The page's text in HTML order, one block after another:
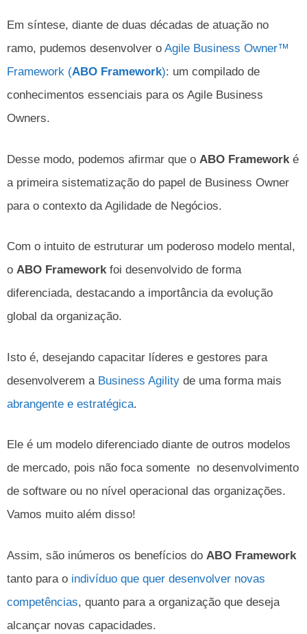
Em síntese, diante de duas décadas de atuação no
ramo, pudemos desenvolver o Agile Business Owner™
Framework (ABO Framework): um compilado de
conhecimentos essenciais para os Agile Business
Owners.
Desse modo, podemos afirmar que o ABO Framework é
a primeira sistematização do papel de Business Owner
para o contexto da Agilidade de Negócios.
Com o intuito de estruturar um poderoso modelo mental,
o ABO Frameworkfoi desenvolvido de forma
diferenciada, destacando a importância da evolução
global da organização.
Isto é, desejando capacitar líderes e gestores para
desenvolverem a Business Agility de uma forma mais
abrangente e estratégica.
Ele é um modelo diferenciado diante de outros modelos
de mercado, pois não foca somente no desenvolvimento
de software ou no nível operacional das organizações.
Vamos muito além disso!
Assim, são inúmeros os benefícios do ABO Framework
tanto para o indivíduo que quer desenvolver novas
competências, quanto para a organização que deseja
alcançar novas capacidades.